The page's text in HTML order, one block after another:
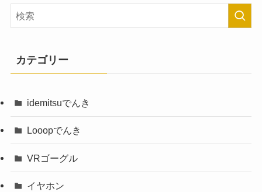
カテゴリー
idemitsuでんき
Looopでんき
VRゴーグル
イヤホン